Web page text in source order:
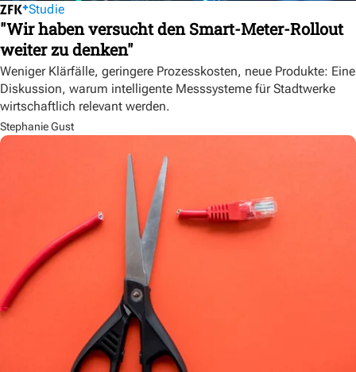
Studie
"Wir haben versucht den Smart-Meter-Rollout
weiter zu denken"
Weniger Klärfälle, geringere Prozesskosten, neue Produkte: Eine
Diskussion, warum intelligente Messsysteme für Stadtwerke
wirtschaftlich relevant werden.
Stephanie Gust